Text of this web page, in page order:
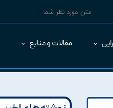
مقالات و منابع